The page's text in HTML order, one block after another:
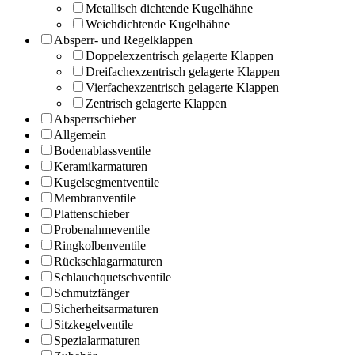
Metallisch dichtende Kugelhähne
Weichdichtende Kugelhähne
Absperr- und Regelklappen
Doppelexzentrisch gelagerte Klappen
Dreifachexzentrisch gelagerte Klappen
Vierfachexzentrisch gelagerte Klappen
Zentrisch gelagerte Klappen
Absperrschieber
Allgemein
Bodenablassventile
Keramikarmaturen
Kugelsegmentventile
Membranventile
Plattenschieber
Probenahmeventile
Ringkolbenventile
Rückschlagarmaturen
Schlauchquetschventile
Schmutzfänger
Sicherheitsarmaturen
Sitzkegelventile
Spezialarmaturen